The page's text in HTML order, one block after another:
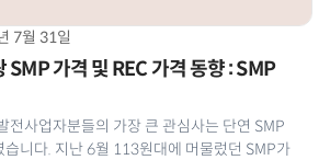
7월 31일
가격 및 REC 가격 동향 : SMP
전사업자분들의 가장 큰 관심사는 단연 SMP
습니다. 지난 6월 113원대에 머물렀던 SMP가